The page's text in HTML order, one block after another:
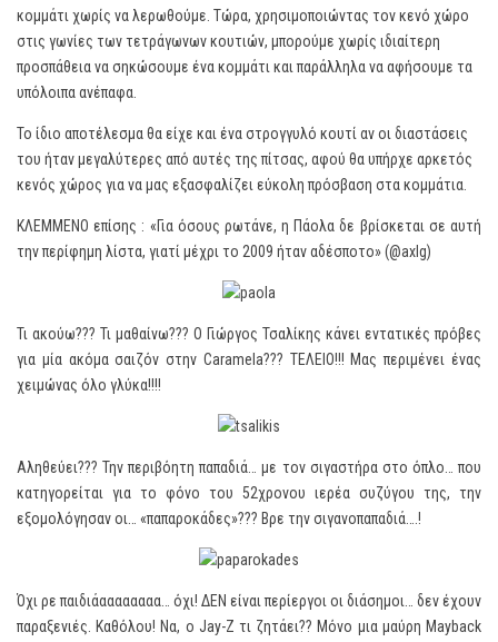
κομμάτι χωρίς να λερωθούμε. Τώρα, χρησιμοποιώντας τον κενό χώρο
στις γωνίες των τετράγωνων κουτιών, μπορούμε χωρίς ιδιαίτερη
προσπάθεια να σηκώσουμε ένα κομμάτι και παράλληλα να αφήσουμε τα
υπόλοιπα ανέπαφα.
Το ίδιο αποτέλεσμα θα είχε και ένα στρογγυλό κουτί αν οι διαστάσεις
του ήταν μεγαλύτερες από αυτές της πίτσας, αφού θα υπήρχε αρκετός
κενός χώρος για να μας εξασφαλίζει εύκολη πρόσβαση στα κομμάτια.
ΚΛΕΜΜΕΝΟ επίσης : «Για όσους ρωτάνε, η Πάολα δε βρίσκεται σε αυτή
την περίφημη λίστα, γιατί μέχρι το 2009 ήταν αδέσποτο» (@axlg)
Τι ακούω??? Τι μαθαίνω??? Ο Γιώργος Τσαλίκης κάνει εντατικές πρόβες
για μία ακόμα σαιζόν στην Caramela??? ΤΕΛΕΙΟ!!! Μας περιμένει ένας
χειμώνας όλο γλύκα!!!!
Αληθεύει??? Την περιβόητη παπαδιά… με τον σιγαστήρα στο όπλο… που
κατηγορείται για το φόνο του 52χρονου ιερέα συζύγου της, την
εξομολόγησαν οι… «παπαροκάδες»??? Βρε την σιγανοπαπαδιά….!
Όχι ρε παιδιάαααααααα… όχι! ΔΕΝ είναι περίεργοι οι διάσημοι… δεν έχουν
παραξενιές. Καθόλου! Να, ο Jay-Z τι ζητάει?? Μόνο μια μαύρη Mayback